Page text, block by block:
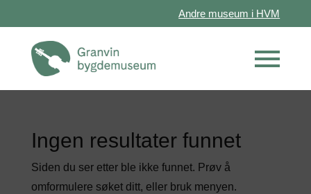
Andre museum i HVM
Ingen resultater funnet
Siden du ser etter ble ikke funnet. Prøv å
omformulere søket ditt, eller bruk menyen.